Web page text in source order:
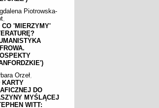
Piotrowska-
CO 'MIERZYMY'
Orzeł
KARTY
DO
MYŚLĄCEJ
WITT: